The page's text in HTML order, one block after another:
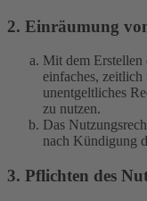
2. Einräumung
Mit dem Erstellen
einfaches, zeitlich
unentgeltliches
zu nutzen.
Das
nach Kündigung
3. Pflichten des